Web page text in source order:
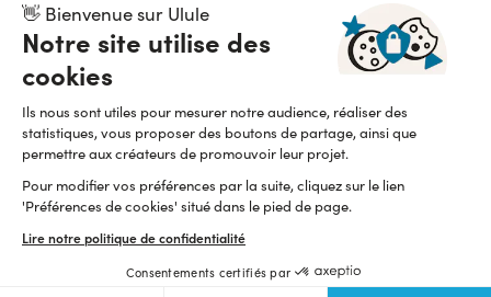
👋 Bienvenue sur Ulule
Notre site utilise des
cookies
Ils nous sont utiles pour mesurer notre audience, réaliser des
statistiques, vous proposer des boutons de partage, ainsi que
permettre aux créateurs de promouvoir leur projet.
Pour modifier vos préférences par la suite, cliquez sur le lien
'Préférences de cookies' situé dans le pied de page.
Lire notre politique de confidentialité
Consentements certifiés par
Pionnier du financement participatif et de l’impact
positif, Ulule est une entreprise fièrement B Corp
Lire notre manifeste